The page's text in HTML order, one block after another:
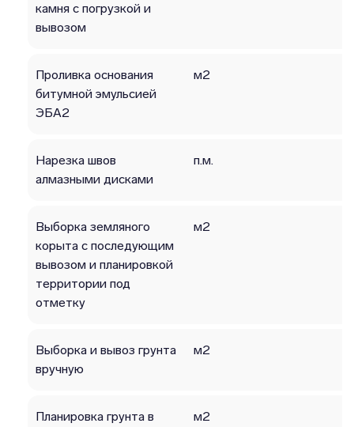
камня с погрузкой и
вывозом
Проливка основания
битумной эмульсией
ЭБА2
м2
Нарезка швов
алмазными дисками
п.м.
Выборка земляного
корыта с последующим
вывозом и планировкой
территории под
отметку
м2
Выборка и вывоз грунта
вручную
м2
Планировка грунта в
м2